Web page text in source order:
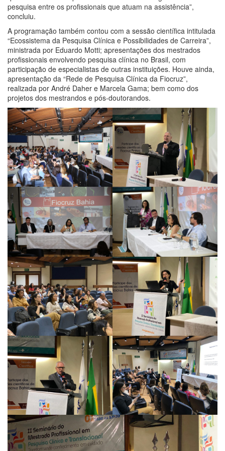
pesquisa entre os profissionais que atuam na assistência”,
concluiu.
A programação também contou com a sessão científica intitulada
“Ecossistema da Pesquisa Clínica e Possibilidades de Carreira”,
ministrada por Eduardo Motti; apresentações dos mestrados
profissionais envolvendo pesquisa clínica no Brasil, com
participação de especialistas de outras instituições. Houve ainda,
apresentação da “Rede de Pesquisa Clínica da Fiocruz”,
realizada por André Daher e Marcela Gama; bem como dos
projetos dos mestrandos e pós-doutorandos.